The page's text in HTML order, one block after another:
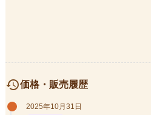
history価格・販売履歴
2025年10月31日